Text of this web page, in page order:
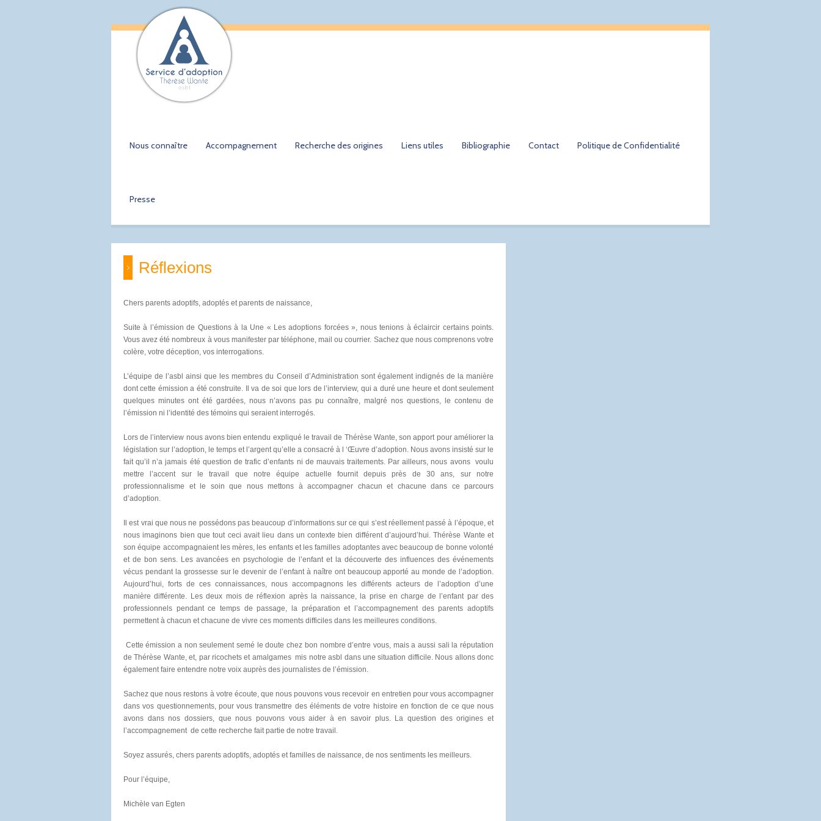
Nous connaître Accompagnement Recherche des origines Liens utiles Bibliographie Contact Politique de Confidentialité
Presse
Réflexions
Chers parents adoptifs, adoptés et parents de naissance,
Suite à l’émission de Questions à la Une « Les adoptions forcées », nous tenions à éclaircir certains points.
Vous avez été nombreux à vous manifester par téléphone, mail ou courrier. Sachez que nous comprenons votre
colère, votre déception, vos interrogations.
L’équipe de l’asbl ainsi que les membres du Conseil d’Administration sont également indignés de la manière
dont cette émission a été construite. Il va de soi que lors de l’interview, qui a duré une heure et dont seulement
quelques minutes ont été gardées, nous n’avons pas pu connaître, malgré nos questions, le contenu de
l’émission ni l’identité des témoins qui seraient interrogés.
Lors de l’interview nous avons bien entendu expliqué le travail de Thérèse Wante, son apport pour améliorer la
législation sur l’adoption, le temps et l’argent qu’elle a consacré à l ‘Œuvre d’adoption. Nous avons insisté sur le
fait qu’il n’a jamais été question de trafic d’enfants ni de mauvais traitements. Par ailleurs, nous avons voulu
mettre l’accent sur le travail que notre équipe actuelle fournit depuis près de 30 ans, sur notre
professionnalisme et le soin que nous mettons à accompagner chacun et chacune dans ce parcours
d’adoption.
Il est vrai que nous ne possédons pas beaucoup d’informations sur ce qui s’est réellement passé à l’époque, et
nous imaginons bien que tout ceci avait lieu dans un contexte bien différent d’aujourd’hui. Thérèse Wante et
son équipe accompagnaient les mères, les enfants et les familles adoptantes avec beaucoup de bonne volonté
et de bon sens. Les avancées en psychologie de l’enfant et la découverte des influences des événements
vécus pendant la grossesse sur le devenir de l’enfant à naître ont beaucoup apporté au monde de l’adoption.
Aujourd’hui, forts de ces connaissances, nous accompagnons les différents acteurs de l’adoption d’une
manière différente. Les deux mois de réflexion après la naissance, la prise en charge de l’enfant par des
professionnels pendant ce temps de passage, la préparation et l’accompagnement des parents adoptifs
permettent à chacun et chacune de vivre ces moments difficiles dans les meilleures conditions.
Cette émission a non seulement semé le doute chez bon nombre d’entre vous, mais a aussi sali la réputation
de Thérèse Wante, et, par ricochets et amalgames mis notre asbl dans une situation difficile. Nous allons donc
également faire entendre notre voix auprès des journalistes de l’émission.
Sachez que nous restons à votre écoute, que nous pouvons vous recevoir en entretien pour vous accompagner
dans vos questionnements, pour vous transmettre des éléments de votre histoire en fonction de ce que nous
avons dans nos dossiers, que nous pouvons vous aider à en savoir plus. La question des origines et
l’accompagnement de cette recherche fait partie de notre travail.
Soyez assurés, chers parents adoptifs, adoptés et familles de naissance, de nos sentiments les meilleurs.
Pour l’équipe,
Michèle van Egten